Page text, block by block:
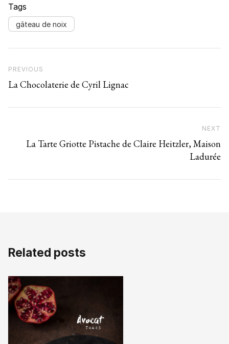
Tags
gâteau de noix
Previous Post
PREVIOUS
La Chocolaterie de Cyril Lignac
NEXT
La Tarte Griotte Pistache de Claire Heitzler, Maison
Ladurée
Related posts